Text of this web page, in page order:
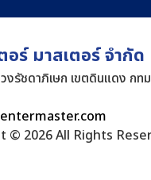
ร์ มาสเตอร์ จำกัด
งรัชดาภิเษก เขตดินแดง กท
© 2026 All Rights